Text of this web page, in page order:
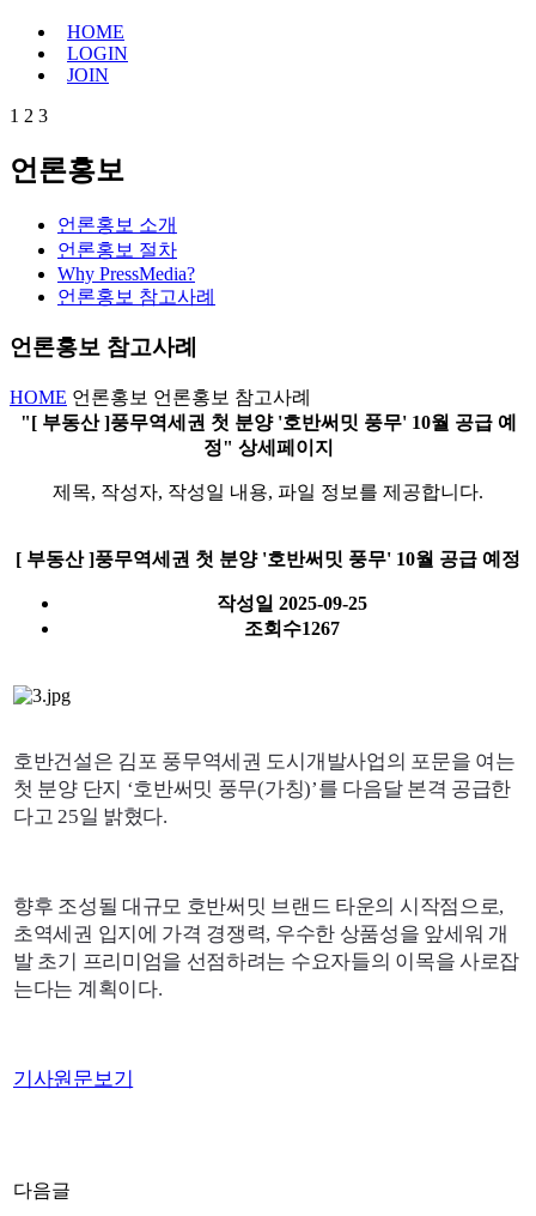
HOME
LOGIN
JOIN
1 2 3
언론홍보
언론홍보 소개
언론홍보 절차
Why PressMedia?
언론홍보 참고사례
언론홍보 참고사례
HOME 언론홍보 언론홍보 참고사례
"[ 부동산 ]풍무역세권 첫 분양 '호반써밋 풍무' 10월 공급 예
정" 상세페이지
제목, 작성자, 작성일 내용, 파일 정보를 제공합니다.
[ 부동산 ]풍무역세권 첫 분양 '호반써밋 풍무' 10월 공급 예정
작성일 2025-09-25
조회수1267
호반건설은 김포 풍무역세권 도시개발사업의 포문을 여는
첫 분양 단지 ‘호반써밋 풍무(가칭)’를 다음달 본격 공급한
다고 25일 밝혔다.
향후 조성될 대규모 호반써밋 브랜드 타운의 시작점으로,
초역세권 입지에 가격 경쟁력, 우수한 상품성을 앞세워 개
발 초기 프리미엄을 선점하려는 수요자들의 이목을 사로잡
는다는 계획이다.
기사원문보기
다음글